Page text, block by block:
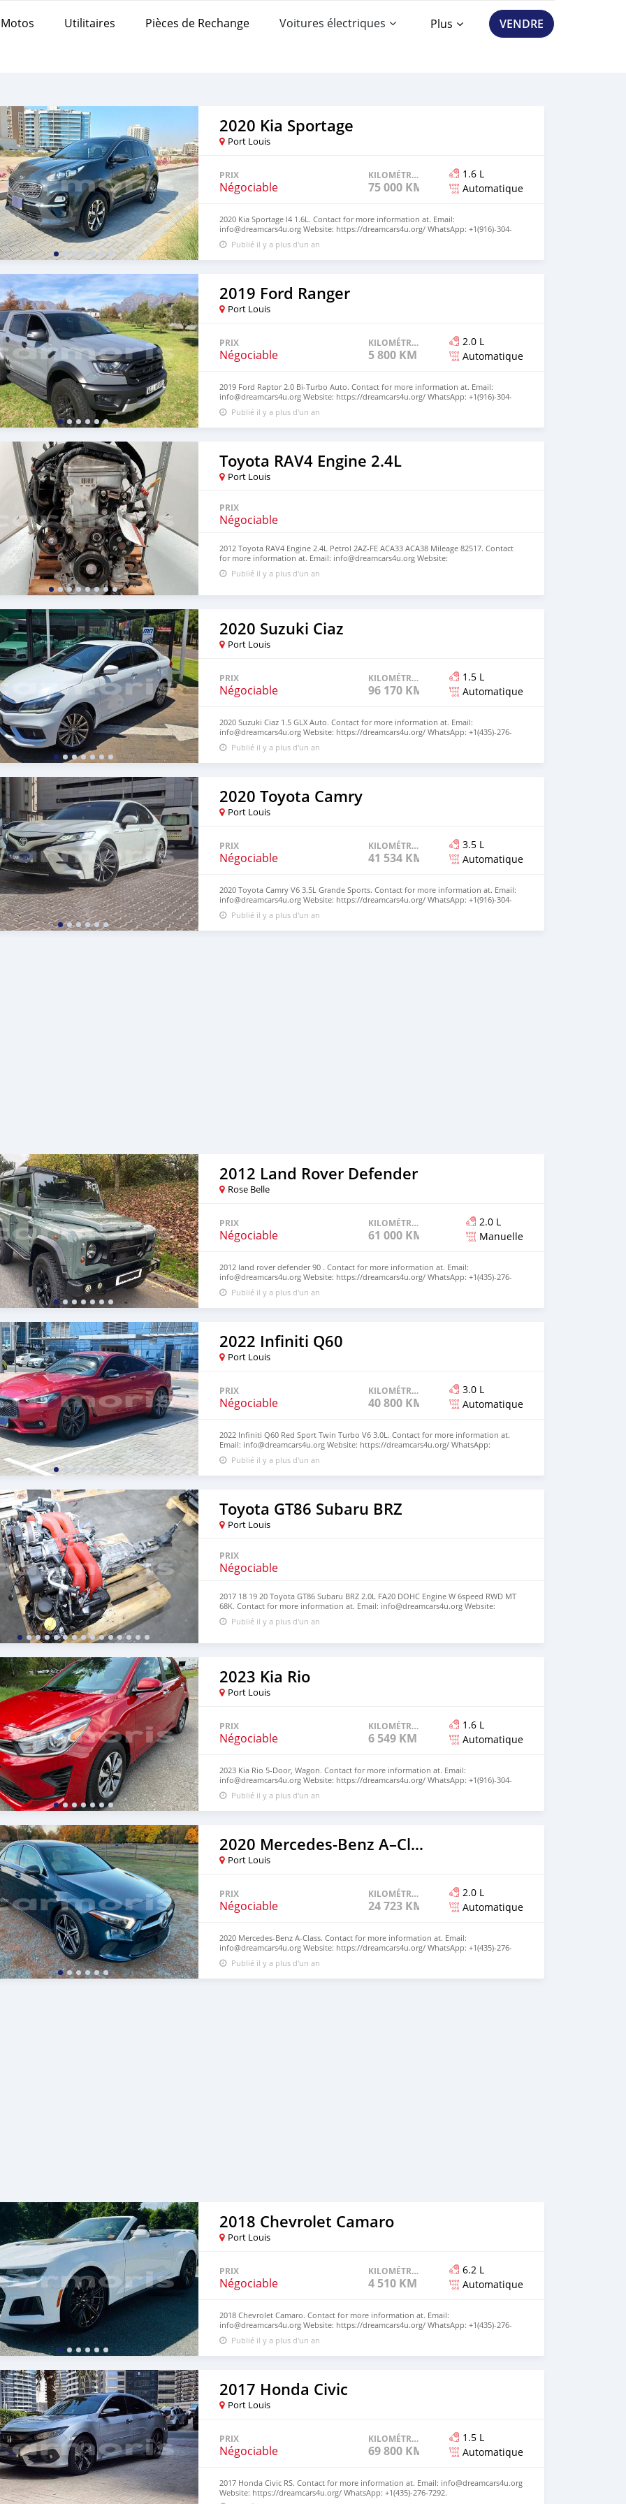
Motos Utilitaires Pièces de Rechange Voitures électriques Plus VENDRE
2020 Kia Sportage
Port Louis
PRIX
Négociable
KILOMÉTRAGE
75 000 KM
1.6 L
Automatique
2020 Kia Sportage I4 1.6L. Contact for more information at. Email:
info@dreamcars4u.org Website: https://dreamcars4u.org/ WhatsApp: +1(916)-304-
2710.
Publié il y a plus d'un an
2019 Ford Ranger
Port Louis
PRIX
Négociable
KILOMÉTRAGE
5 800 KM
2.0 L
Automatique
2019 Ford Raptor 2.0 Bi-Turbo Auto. Contact for more information at. Email:
info@dreamcars4u.org Website: https://dreamcars4u.org/ WhatsApp: +1(916)-304-
2710.
Publié il y a plus d'un an
Toyota RAV4 Engine 2.4L
Port Louis
PRIX
Négociable
2012 Toyota RAV4 Engine 2.4L Petrol 2AZ-FE ACA33 ACA38 Mileage 82517. Contact
for more information at. Email: info@dreamcars4u.org Website:
https://dreamcars4u.org/ WhatsApp: +1(435)-276-7292.
Publié il y a plus d'un an
2020 Suzuki Ciaz
Port Louis
PRIX
Négociable
KILOMÉTRAGE
96 170 KM
1.5 L
Automatique
2020 Suzuki Ciaz 1.5 GLX Auto. Contact for more information at. Email:
info@dreamcars4u.org Website: https://dreamcars4u.org/ WhatsApp: +1(435)-276-
7292‬.
Publié il y a plus d'un an
2020 Toyota Camry
Port Louis
PRIX
Négociable
KILOMÉTRAGE
41 534 KM
3.5 L
Automatique
2020 Toyota Camry V6 3.5L Grande Sports. Contact for more information at. Email:
info@dreamcars4u.org Website: https://dreamcars4u.org/ WhatsApp: +1(916)-304-
2710.
Publié il y a plus d'un an
2012 Land Rover Defender
Rose Belle
PRIX
Négociable
KILOMÉTRAGE
61 000 KM
2.0 L
Manuelle
2012 land rover defender 90 . Contact for more information at. Email:
info@dreamcars4u.org Website: https://dreamcars4u.org/ WhatsApp: +1(435)-276-
7292‬.
Publié il y a plus d'un an
2022 Infiniti Q60
Port Louis
PRIX
Négociable
KILOMÉTRAGE
40 800 KM
3.0 L
Automatique
2022 Infiniti Q60 Red Sport Twin Turbo V6 3.0L. Contact for more information at.
Email: info@dreamcars4u.org Website: https://dreamcars4u.org/ WhatsApp:
+1(435)-276-7292‬.
Publié il y a plus d'un an
Toyota GT86 Subaru BRZ
Port Louis
PRIX
Négociable
2017 18 19 20 Toyota GT86 Subaru BRZ 2.0L FA20 DOHC Engine W 6speed RWD MT
68K. Contact for more information at. Email: info@dreamcars4u.org Website:
https://dreamcars4u.org/ WhatsApp: +1(435)-276-7292.
Publié il y a plus d'un an
2023 Kia Rio
Port Louis
PRIX
Négociable
KILOMÉTRAGE
6 549 KM
1.6 L
Automatique
2023 Kia Rio 5-Door, Wagon. Contact for more information at. Email:
info@dreamcars4u.org Website: https://dreamcars4u.org/ WhatsApp: +1(916)-304-
2710.
Publié il y a plus d'un an
2020 Mercedes-Benz A–Class
Port Louis
PRIX
Négociable
KILOMÉTRAGE
24 723 KM
2.0 L
Automatique
2020 Mercedes-Benz A-Class. Contact for more information at. Email:
info@dreamcars4u.org Website: https://dreamcars4u.org/ WhatsApp: +1(435)-276-
7292‬.
Publié il y a plus d'un an
2018 Chevrolet Camaro
Port Louis
PRIX
Négociable
KILOMÉTRAGE
4 510 KM
6.2 L
Automatique
2018 Chevrolet Camaro. Contact for more information at. Email:
info@dreamcars4u.org Website: https://dreamcars4u.org/ WhatsApp: +1(435)-276-
7292.
Publié il y a plus d'un an
2017 Honda Civic
Port Louis
PRIX
Négociable
KILOMÉTRAGE
69 800 KM
1.5 L
Automatique
2017 Honda Civic RS. Contact for more information at. Email: info@dreamcars4u.org
Website: https://dreamcars4u.org/ WhatsApp: +1(435)-276-7292.